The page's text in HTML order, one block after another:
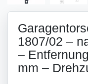
1807/02 –
–
mm –